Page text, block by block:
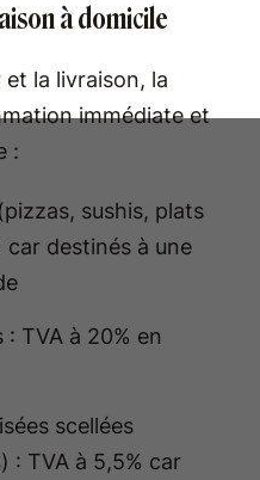
à domicile
la livraison, la
immédiate et
:
sushis, plats
car destinés à une
TVA à 20% en
scellées
: TVA à 5,5% car